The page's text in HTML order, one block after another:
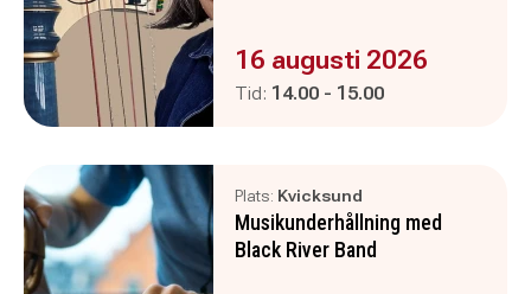
Evenemanget är :
16 augusti 2026
Tid: Pågår mellan
14.00 - och
15.00
Plats: Kvicksund
Musikunderhållning med
Black River Band